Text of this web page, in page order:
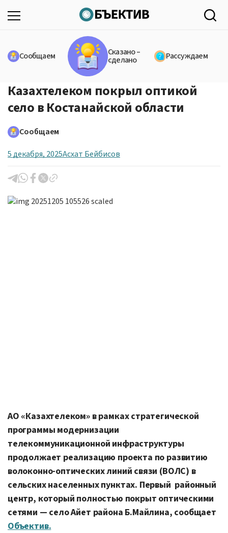
Сообщаем Сказано –
сделано Рассуждаем
Казахтелеком покрыл оптикой
село в Костанайской области
Сообщаем
5 декабря, 2025Асхат Бейбисов
АО «Казахтелеком» в рамках стратегической
программы модернизации
телекоммуникационной инфраструктуры
продолжает реализацию проекта по развитию
волоконно-оптических линий связи (ВОЛС) в
сельских населенных пунктах. Первый районный
центр, который полностью покрыт оптическими
сетями — село Айет района Б.Майлина, сообщает
Объектив.